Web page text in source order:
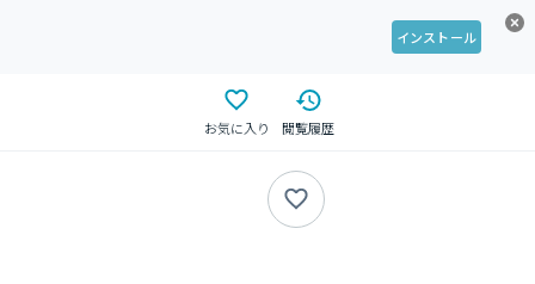
インストール
お気に入り 閲覧履歴